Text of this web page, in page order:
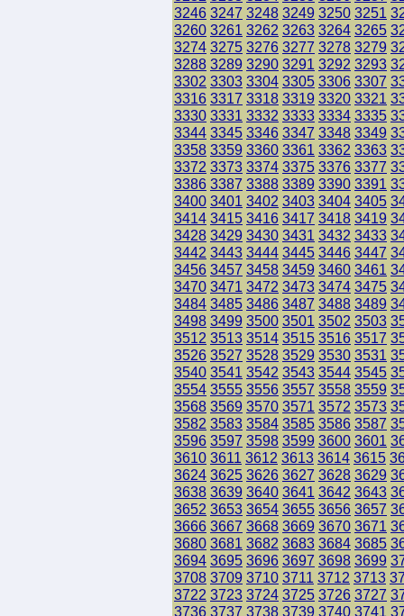
3246 3247 3248 3249 3250 3251
3260 3261 3262 3263 3264 3265
3274 3275 3276 3277 3278 3279
3288 3289 3290 3291 3292 3293
3302 3303 3304 3305 3306 3307
3316 3317 3318 3319 3320 3321
3330 3331 3332 3333 3334 3335
3344 3345 3346 3347 3348 3349
3358 3359 3360 3361 3362 3363
3372 3373 3374 3375 3376 3377
3386 3387 3388 3389 3390 3391
3400 3401 3402 3403 3404 3405
3414 3415 3416 3417 3418 3419
3428 3429 3430 3431 3432 3433
3442 3443 3444 3445 3446 3447
3456 3457 3458 3459 3460 3461
3470 3471 3472 3473 3474 3475
3484 3485 3486 3487 3488 3489
3498 3499 3500 3501 3502 3503
3512 3513 3514 3515 3516 3517
3526 3527 3528 3529 3530 3531
3540 3541 3542 3543 3544 3545
3554 3555 3556 3557 3558 3559
3568 3569 3570 3571 3572 3573
3582 3583 3584 3585 3586 3587
3596 3597 3598 3599 3600 3601
3610 3611 3612 3613 3614 3615
3624 3625 3626 3627 3628 3629
3638 3639 3640 3641 3642 3643
3652 3653 3654 3655 3656 3657
3666 3667 3668 3669 3670 3671
3680 3681 3682 3683 3684 3685
3694 3695 3696 3697 3698 3699
3708 3709 3710 3711 3712 3713
3722 3723 3724 3725 3726 3727
3736 3737 3738 3739 3740 3741